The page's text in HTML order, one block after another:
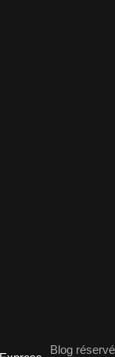
Blog